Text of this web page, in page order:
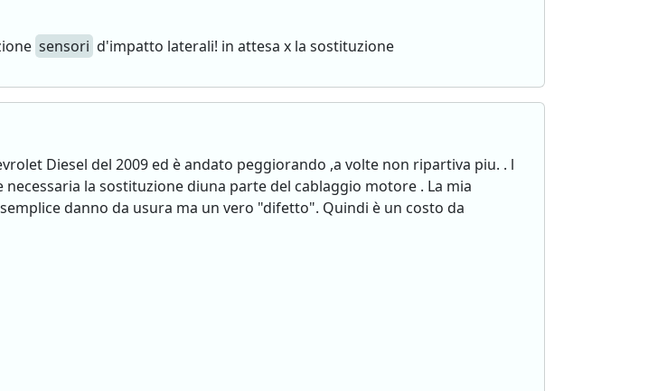
sensori d'impatto laterali! in attesa x la sostituzione
Diesel del 2009 ed è andato peggiorando ,a volte non ripartiva piu. . l
la sostituzione diuna parte del cablaggio motore . La mia
danno da usura ma un vero "difetto". Quindi è un costo da